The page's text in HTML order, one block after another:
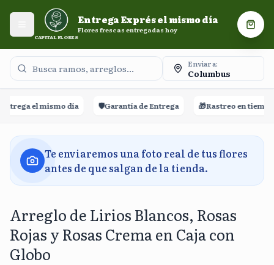
Entrega Exprés el mismo día. Flores frescas entregadas
Abrir menú
CAPITAL FLORES
Entrega Exprés el mismo día
Flores frescas entregadas hoy
Enviar a:
Columbus
el mismo día Garantía de Entrega Rastreo en tiempo
Te enviaremos una foto real de tus flores
antes de que salgan de la tienda.
Arreglo de Lirios Blancos, Rosas
Rojas y Rosas Crema en Caja con
Globo